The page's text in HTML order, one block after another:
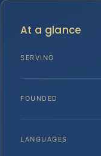
At a glance
SERVING
FOUNDED
LANGUAGES